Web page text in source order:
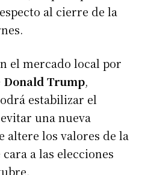
al cierre de la
el mercado local por
Donald Trump,
estabilizar el
una nueva
altere los valores de la
a las elecciones